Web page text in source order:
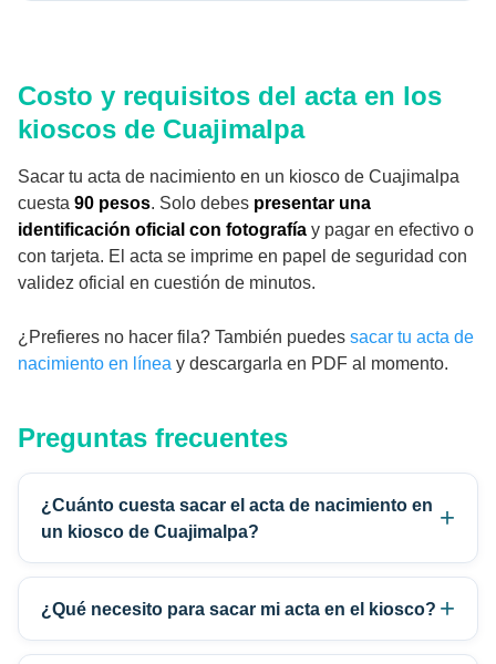
Costo y requisitos del acta en los
kioscos de Cuajimalpa
Sacar tu acta de nacimiento en un kiosco de Cuajimalpa
cuesta 90 pesos. Solo debes presentar una
identificación oficial con fotografía y pagar en efectivo o
con tarjeta. El acta se imprime en papel de seguridad con
validez oficial en cuestión de minutos.
¿Prefieres no hacer fila? También puedes sacar tu acta de
nacimiento en línea y descargarla en PDF al momento.
Preguntas frecuentes
¿Cuánto cuesta sacar el acta de nacimiento en
un kiosco de Cuajimalpa?
¿Qué necesito para sacar mi acta en el kiosco?